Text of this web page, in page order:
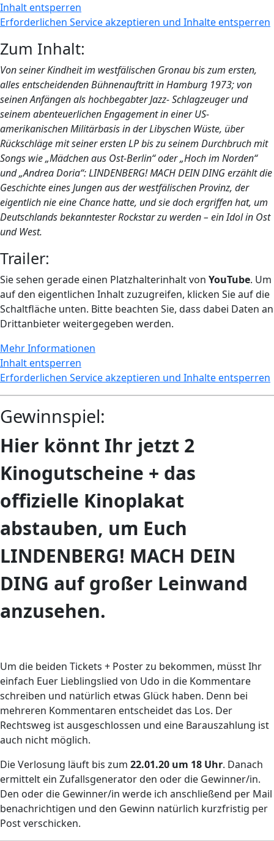
Inhalt entsperren
Erforderlichen Service akzeptieren und Inhalte entsperren
Zum Inhalt:
Von seiner Kindheit im westfälischen Gronau bis zum ersten,
alles entscheidenden Bühnenauftritt in Hamburg 1973; von
seinen Anfängen als hochbegabter Jazz- Schlagzeuger und
seinem abenteuerlichen Engagement in einer US-
amerikanischen Militärbasis in der Libyschen Wüste, über
Rückschläge mit seiner ersten LP bis zu seinem Durchbruch mit
Songs wie „Mädchen aus Ost-Berlin“ oder „Hoch im Norden“
und „Andrea Doria“: LINDENBERG! MACH DEIN DING erzählt die
Geschichte eines Jungen aus der westfälischen Provinz, der
eigentlich nie eine Chance hatte, und sie doch ergriffen hat, um
Deutschlands bekanntester Rockstar zu werden – ein Idol in Ost
und West.
Trailer:
Sie sehen gerade einen Platzhalterinhalt von YouTube. Um
auf den eigentlichen Inhalt zuzugreifen, klicken Sie auf die
Schaltfläche unten. Bitte beachten Sie, dass dabei Daten an
Drittanbieter weitergegeben werden.
Mehr Informationen
Inhalt entsperren
Erforderlichen Service akzeptieren und Inhalte entsperren
Gewinnspiel:
Hier könnt Ihr jetzt 2
Kinogutscheine + das
offizielle Kinoplakat
abstauben, um Euch
LINDENBERG! MACH DEIN
DING auf großer Leinwand
anzusehen.
Um die beiden Tickets + Poster zu bekommen, müsst Ihr
einfach Euer Lieblingslied von Udo in die Kommentare
schreiben und natürlich etwas Glück haben. Denn bei
mehreren Kommentaren entscheidet das Los. Der
Rechtsweg ist ausgeschlossen und eine Barauszahlung ist
auch nicht möglich.
Die Verlosung läuft bis zum 22.01.20 um 18 Uhr. Danach
ermittelt ein Zufallsgenerator den oder die Gewinner/in.
Den oder die Gewinner/in werde ich anschließend per Mail
benachrichtigen und den Gewinn natürlich kurzfristig per
Post verschicken.